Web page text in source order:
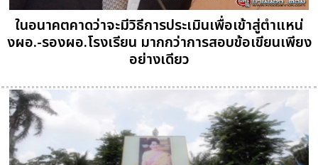
ในอนาคตคาดว่าจะมีวิธีการประเมินเพื่อเข้าสู่ตำแหน่
งผอ.-รองผอ.โรงเรียน มากกว่าการสอบข้อเขียนเพียง
อย่างเดียว